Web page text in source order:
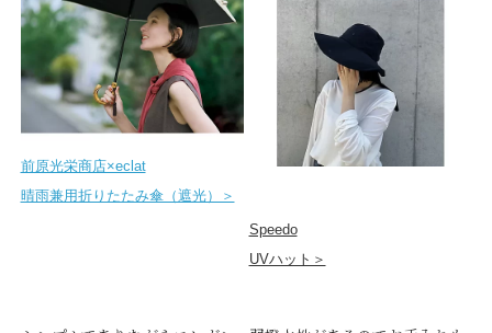
前原光栄商店×eclat
晴雨兼用折りたたみ傘（遮光）＞
Speedo
UVハット＞